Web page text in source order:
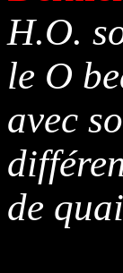
H.O.
le O
avec
de